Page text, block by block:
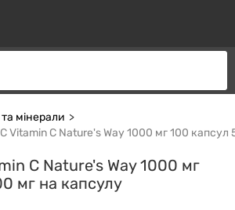
та мінерали
С Vitamin C Nature's Way 1000 мг 100
C Nature's Way 1000 мг
мг на капсулу